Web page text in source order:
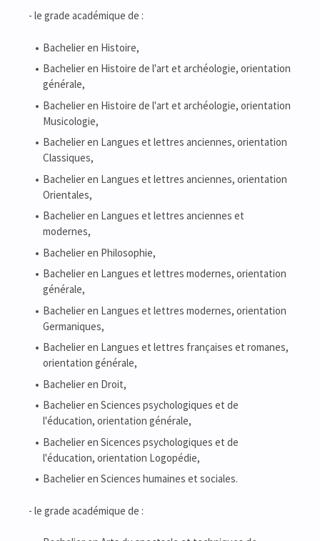
- le grade académique de :
Bachelier en Histoire,
Bachelier en Histoire de l'art et archéologie, orientation
générale,
Bachelier en Histoire de l'art et archéologie, orientation
Musicologie,
Bachelier en Langues et lettres anciennes, orientation
Classiques,
Bachelier en Langues et lettres anciennes, orientation
Orientales,
Bachelier en Langues et lettres anciennes et
modernes,
Bachelier en Philosophie,
Bachelier en Langues et lettres modernes, orientation
générale,
Bachelier en Langues et lettres modernes, orientation
Germaniques,
Bachelier en Langues et lettres françaises et romanes,
orientation générale,
Bachelier en Droit,
Bachelier en Sciences psychologiques et de
l'éducation, orientation générale,
Bachelier en Sicences psychologiques et de
l'éducation, orientation Logopédie,
Bachelier en Sciences humaines et sociales.
- le grade académique de :